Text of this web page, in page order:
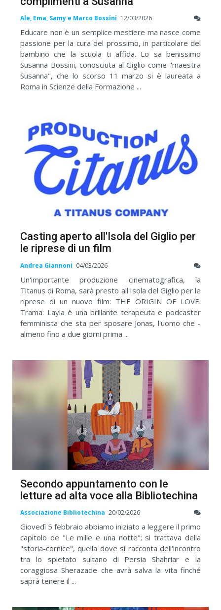
Ale, Ema, Samy e Marco Bossini 12/03/2026
Educare non è un semplice mestiere ma nasce come
passione per la cura del prossimo, in particolare del
bambino che la scuola ti affida. Lo sa benissimo
Susanna Bossini, conosciuta al Giglio come "maestra
Susanna", che lo scorso 11 marzo si è laureata a
Roma in Scienze della Formazione ...
Casting aperto all'Isola del Giglio per
le riprese di un film
Andrea Giannoni 04/03/2026
Un'importante produzione cinematografica, la
Titanus di Roma, sarà presto all'Isola del Giglio per le
riprese di un nuovo film: THE ORIGIN OF LOVE.
Trama: Layla è una brillante terapeuta e podcaster
femminista che sta per sposare Jonas, l'uomo che -
almeno fino a due giorni prima ...
Secondo appuntamento con le
letture ad alta voce alla Bibliotechina
Associazione Bibliotechina 20/02/2026
Giovedì 5 febbraio abbiamo iniziato a leggere il primo
capitolo de "Le mille e una notte"; si trattava della
"storia-cornice", quella dove si racconta dell'incontro
tra lo spietato sultano di Persia Shahriar e la
coraggiosa Sherazade che avrà salva la vita finché
saprà tenere il ...